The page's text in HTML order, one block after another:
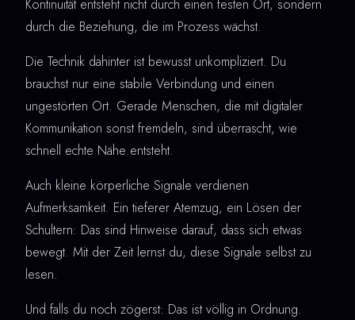
Kontinuität entsteht nicht durch einen festen Ort, sondern
durch die Beziehung, die im Prozess wächst.
Die Technik dahinter ist bewusst unkompliziert. Du
brauchst nur eine stabile Verbindung und einen
ungestörten Ort. Gerade Menschen, die mit digitaler
Kommunikation sonst fremdeln, sind überrascht, wie
schnell echte Nähe entsteht.
Auch kleine körperliche Signale verdienen
Aufmerksamkeit. Ein tieferer Atemzug, ein Lösen der
Schultern: Das sind Hinweise darauf, dass sich etwas
bewegt. Mit der Zeit lernst du, diese Signale selbst zu
lesen.
Und falls du noch zögerst: Das ist völlig in Ordnung.